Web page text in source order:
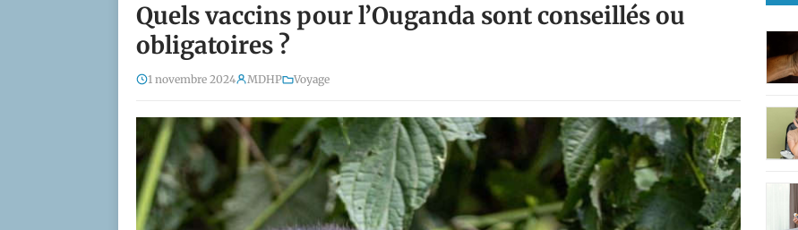
Quels vaccins pour l’Ouganda sont conseillés ou
obligatoires ?
1 novembre 2024 MDHP Voyage